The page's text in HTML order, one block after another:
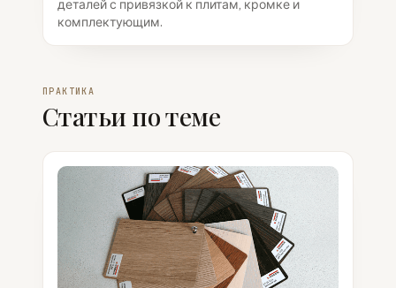
деталей с привязкой к плитам, кромке и
комплектующим.
ПРАКТИКА
Статьи по теме